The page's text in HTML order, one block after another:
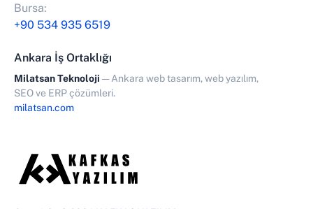
Bursa:
+90 534 935 6519
Ankara İş Ortaklığı
Milatsan Teknoloji — Ankara web tasarım, web yazılım,
SEO ve ERP çözümleri.
milatsan.com